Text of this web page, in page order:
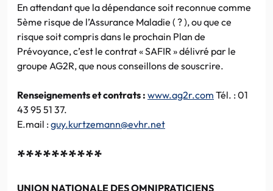
En attendant que la dépendance soit reconnue comme
5ème risque de l’Assurance Maladie ( ? ), ou que ce
risque soit compris dans le prochain Plan de
Prévoyance, c’est le contrat « SAFIR » délivré par le
groupe AG2R, que nous conseillons de souscrire.
Renseignements et contrats : www.ag2r.com Tél. : 01
43 95 51 37.
E.mail :guy.kurtzemann@evhr.net
**********
UNION NATIONALE DES OMNIPRATICIENS